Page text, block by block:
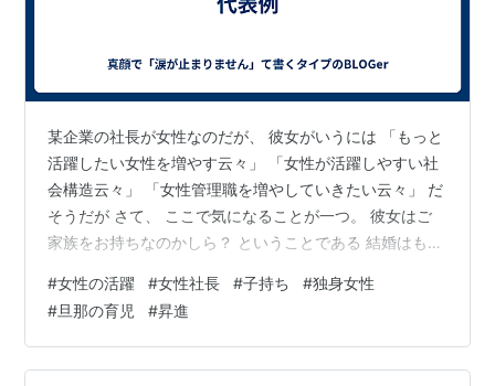
某企業の社長が女性なのだが、 彼女がいうには 「もっと
活躍したい女性を増やす云々」 「女性が活躍しやすい社
会構造云々」 「女性管理職を増やしていきたい云々」 だ
そうだが さて、 ここで気になることが一つ。 彼女はご
家族をお持ちなのかしら？ ということである 結婚はもち
る いくら活躍だの管理職だのといっても 当てはまるのが
独身女性だけではお粗末だ その独身女性が望んでいる状
況であれば全く問題ないのだが。 しかし昨今のお国とし
ては 結婚して子育てしてキャリアも順当に重ねていきた
#女性の活躍 #女性社長 #子持ち #独身女性
#旦那の育児 #昇進